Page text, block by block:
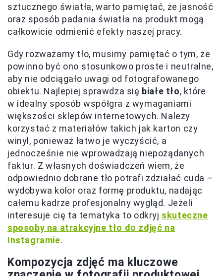
sztucznego światła, warto pamiętać, że jasność
oraz sposób padania światła na produkt mogą
całkowicie odmienić efekty naszej pracy.
Gdy rozważamy tło, musimy pamiętać o tym, że
powinno być ono stosunkowo proste i neutralne,
aby nie odciągało uwagi od fotografowanego
obiektu. Najlepiej sprawdza się białe tło, które
w idealny sposób współgra z wymaganiami
większości sklepów internetowych. Należy
korzystać z materiałów takich jak karton czy
winyl, ponieważ łatwo je wyczyścić, a
jednocześnie nie wprowadzają niepożądanych
faktur. Z własnych doświadczeń wiem, że
odpowiednio dobrane tło potrafi zdziałać cuda –
wydobywa kolor oraz formę produktu, nadając
całemu kadrze profesjonalny wygląd. Jeżeli
interesuje cię ta tematyka to odkryj skuteczne
sposoby na atrakcyjne tło do zdjęć na
Instagramie.
Kompozycja zdjęć ma kluczowe